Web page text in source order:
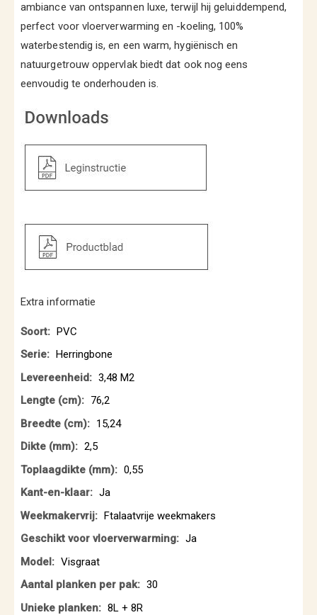
ambiance van ontspannen luxe, terwijl hij geluiddempend,
perfect voor vloerverwarming en -koeling, 100%
waterbestendig is, en een warm, hygiënisch en
natuurgetrouw oppervlak biedt dat ook nog eens
eenvoudig te onderhouden is.
Extra informatie
Extra
informatie
PVC
Herringbone
3,48 M2
76,2
15,24
2,5
0,55
Ja
Ftalaatvrije weekmakers
Ja
Visgraat
30
8L + 8R